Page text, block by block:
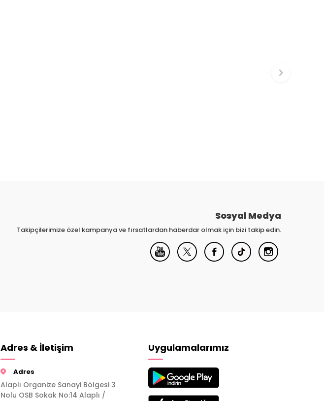
Sosyal Medya
Takipçilerimize özel kampanya ve fırsatlardan haberdar olmak için bizi takip edin.
Adres & İletişim
Adres
Alaplı Organize Sanayi Bölgesi 3
Nolu OSB Sokak No:14 Alaplı /
Uygulamalarımız